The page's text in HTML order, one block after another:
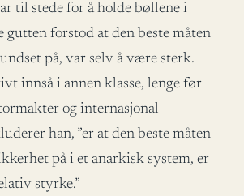
til stede for å holde bøllene i
gutten forstod at den beste måten
på, var selv å være sterk.
innså i annen klasse, lenge før
og internasjonal
han, ”er at den beste måten
på i et anarkisk system, er
styrke.”